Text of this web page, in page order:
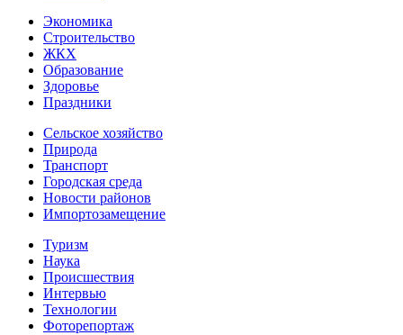
Экономика
Строительство
ЖКХ
Образование
Здоровье
Праздники
Сельское хозяйство
Природа
Транспорт
Городская среда
Новости районов
Импортозамещение
Туризм
Наука
Происшествия
Интервью
Технологии
Фоторепортаж